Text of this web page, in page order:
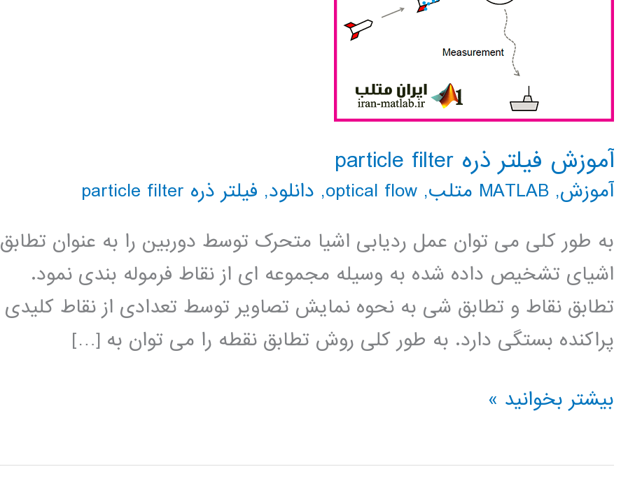
آموزش فیلتر ذره particle filter
آموزش, MATLAB متلب ,
optical flow
, دانلود, فیلتر ذره particle filter
به طور کلی می توان عمل ردیابی اشیا متحرک توسط دوربین را به عنوان تطابق
اشیای تشخیص داده شده به وسیله مجموعه ای از نقاط فرموله بندی نمود.
تطابق نقاط و تطابق شی به نحوه نمایش تصاویر توسط تعدادی از نقاط کلیدی
پراکنده بستگی دارد. به طور کلی روش تطابق نقطه را می توان به […]
آموزش
ذره
بیشتر بخوانید »